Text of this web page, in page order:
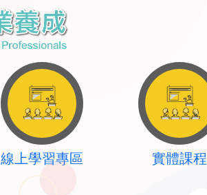
線上學習專區 實體課程